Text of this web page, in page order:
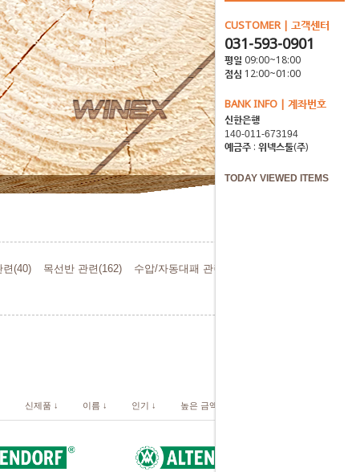
CUSTOMER | 고객센터
031-593-0901
평일 09:00~18:00
점심 12:00~01:00
BANK INFO | 계좌번호
신한은행
예금주 : 위넥스툴(주)
TODAY VIEWED ITEMS
련(40) 목선반 관련(162)
수압/자동대패 관련(5)
신제품 ↓ 이름 ↓ 인기 ↓ 높은 금액 ↓